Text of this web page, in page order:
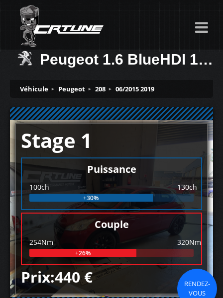
Peugeot 1.6 BlueHDI 100ch
Véhicule Peugeot 208 06/2015 2019
Stage 1
Puissance
100ch 130ch
+30%
Couple
254Nm 320Nm
+26%
Prix:440 €
RENDEZ-
VOUS